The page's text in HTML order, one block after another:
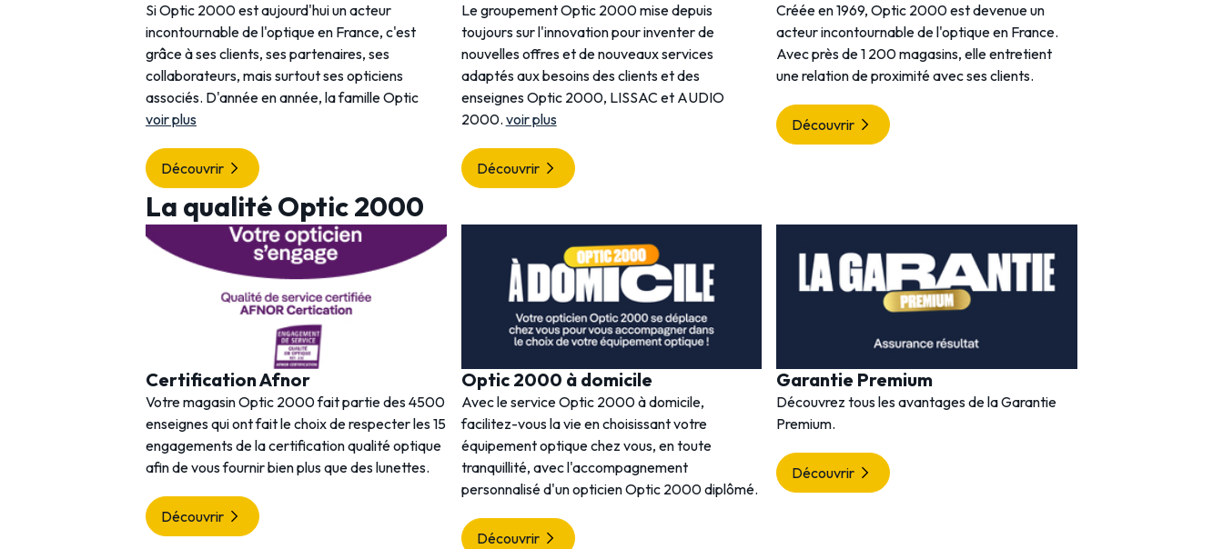
Si Optic 2000 est aujourd'hui un acteur
incontournable de l'optique en France, c'est
grâce à ses clients, ses partenaires, ses
collaborateurs, mais surtout ses opticiens
associés. D'année en année, la famille Optic
voir plus
Découvrir
Le groupement Optic 2000 mise depuis
toujours sur l'innovation pour inventer de
nouvelles offres et de nouveaux services
adaptés aux besoins des clients et des
enseignes Optic 2000, LISSAC et AUDIO
2000. voir plus
Découvrir
Créée en 1969, Optic 2000 est devenue un
acteur incontournable de l'optique en France.
Avec près de 1 200 magasins, elle entretient
une relation de proximité avec ses clients.
Découvrir
La qualité Optic 2000
Certification Afnor
Votre magasin Optic 2000 fait partie des 4500
enseignes qui ont fait le choix de respecter les 15
engagements de la certification qualité optique
afin de vous fournir bien plus que des lunettes.
Découvrir
Optic 2000 à domicile
Avec le service Optic 2000 à domicile,
facilitez-vous la vie en choisissant votre
équipement optique chez vous, en toute
tranquillité, avec l'accompagnement
personnalisé d'un opticien Optic 2000 diplômé.
Découvrir
Garantie Premium
Découvrez tous les avantages de la Garantie
Premium.
Découvrir